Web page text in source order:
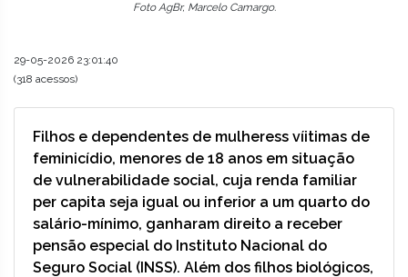
Foto AgBr, Marcelo Camargo.
29-05-2026 23:01:40
(318 acessos)
Filhos e dependentes de mulheress víitimas de
feminicídio, menores de 18 anos em situação
de vulnerabilidade social, cuja renda familiar
per capita seja igual ou inferior a um quarto do
salário-mínimo, ganharam direito a receber
pensão especial do Instituto Nacional do
Seguro Social (INSS). Além dos filhos biológicos,